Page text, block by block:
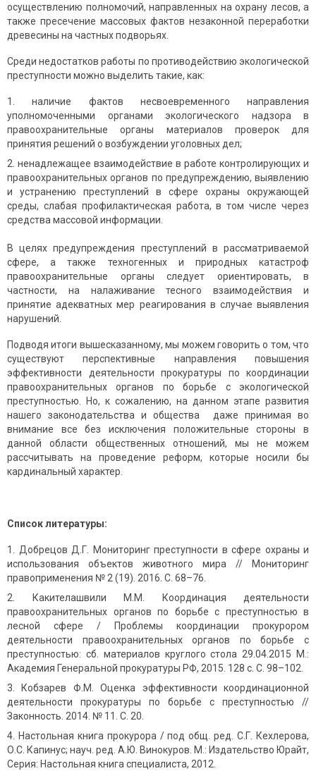
осуществлению полномочий, направленных на охрану лесов, а
также пресечение массовых фактов незаконной переработки
древесины на частных подворьях.
Среди недостатков работы по противодействию экологической
преступности можно выделить такие, как:
наличие фактов несвоевременного направления
уполномоченными органами экологического надзора в
правоохранительные органы материалов проверок для
принятия решений о возбуждении уголовных дел;
ненадлежащее взаимодействие в работе контролирующих и
правоохранительных органов по предупреждению, выявлению
и устранению преступлений в сфере охраны окружающей
среды, слабая профилактическая работа, в том числе через
средства массовой информации.
В целях предупреждения преступлений в рассматриваемой
сфере, а также техногенных и природных катастроф
правоохранительные органы следует ориентировать, в
частности, на налаживание тесного взаимодействия и
принятие адекватных мер реагирования в случае выявления
нарушений.
Подводя итоги вышесказанному, мы можем говорить о том, что
существуют перспективные направления повышения
эффективности деятельности прокуратуры по координации
правоохранительных органов по борьбе с экологической
преступностью. Но, к сожалению, на данном этапе развития
нашего законодательства и общества даже принимая во
внимание все без исключения положительные стороны в
данной области общественных отношений, мы не можем
рассчитывать на проведение реформ, которые носили бы
кардинальный характер.
Список литературы:
Добрецов Д.Г. Мониторинг преступности в сфере охраны и
использования объектов животного мира // Мониторинг
правоприменения № 2 (19). 2016. С. 68–76.
Какителашвили М.М. Координация деятельности
правоохранительных органов по борьбе с преступностью в
лесной сфере / Проблемы координации прокурором
деятельности правоохранительных органов по борьбе с
преступностью: сб. материалов круглого стола 29.04.2015 М.:
Академия Генеральной прокуратуры РФ, 2015. 128 с. С. 98–102.
Кобзарев Ф.М. Оценка эффективности координационной
деятельности прокуратуры по борьбе с преступностью //
Законность. 2014. № 11. C. 20.
Настольная книга прокурора / под общ. ред. С.Г. Кехлерова,
О.С. Капинус; науч. ред. А.Ю. Винокуров. М.: Издательство Юрайт,
Серия: Настольная книга специалиста, 2012.